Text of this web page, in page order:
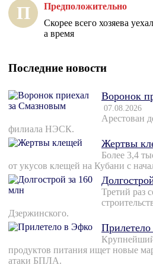
П Предположительно
Скорее всего хозяева
а время
Последние новости
Воронок
07.08.2026
Арестован
филиала НЭСК.
Жертвы
Более 3,4
от укусов клещей на Кубани с
Третий раз
Дзержинского.
продуктов питания ищет новые
атаки БПЛА.